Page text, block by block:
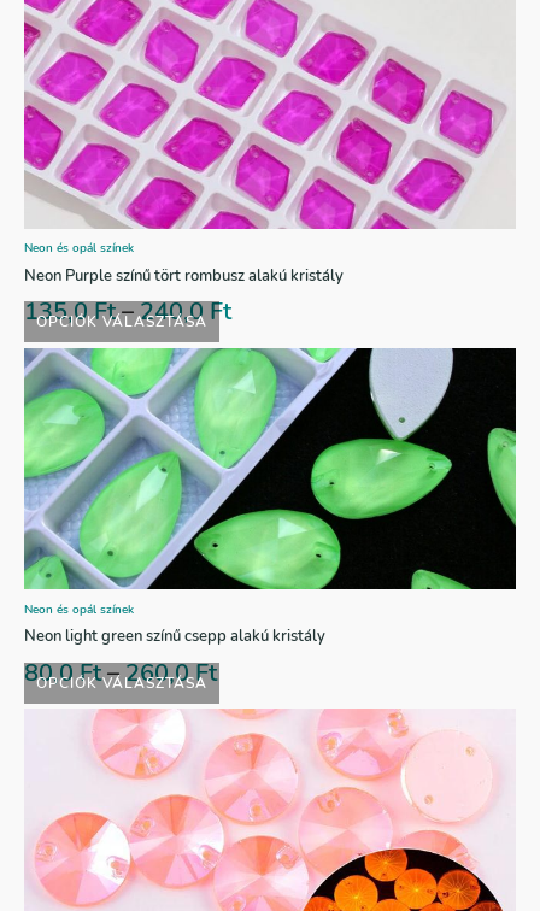
OPCIÓK VÁLASZTÁSA
Neon és opál színek
Neon Purple színű tört rombusz alakú kristály
135,0Ft–240,0Ft
OPCIÓK VÁLASZTÁSA
Neon és opál színek
Neon light green színű csepp alakú kristály
80,0Ft–260,0Ft